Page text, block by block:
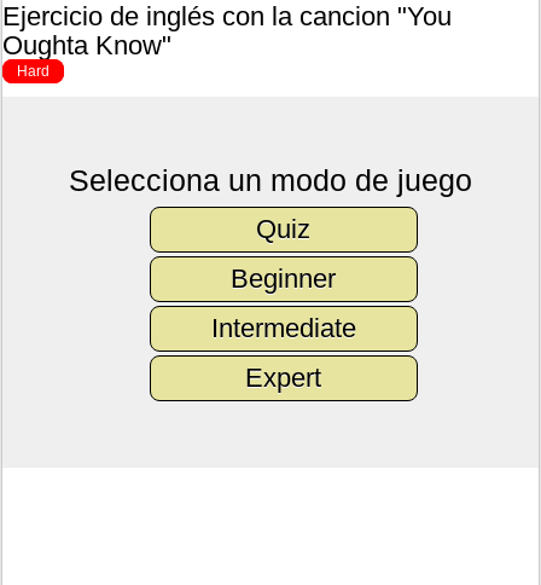
Ejercicio de inglés con la cancion "You
Oughta Know"
Hard
Selecciona un modo de juego
Quiz
Beginner
Intermediate
Expert